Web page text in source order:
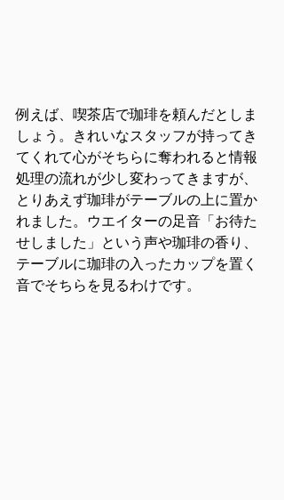
例えば、喫茶店で珈琲を頼んだとしま
しょう。きれいなスタッフが持ってき
てくれて心がそちらに奪われると情報
処理の流れが少し変わってきますが、
とりあえず珈琲がテーブルの上に置か
れました。ウエイターの足音「お待た
せしました」という声や珈琲の香り、
テーブルに珈琲の入ったカップを置く
音でそちらを見るわけです。